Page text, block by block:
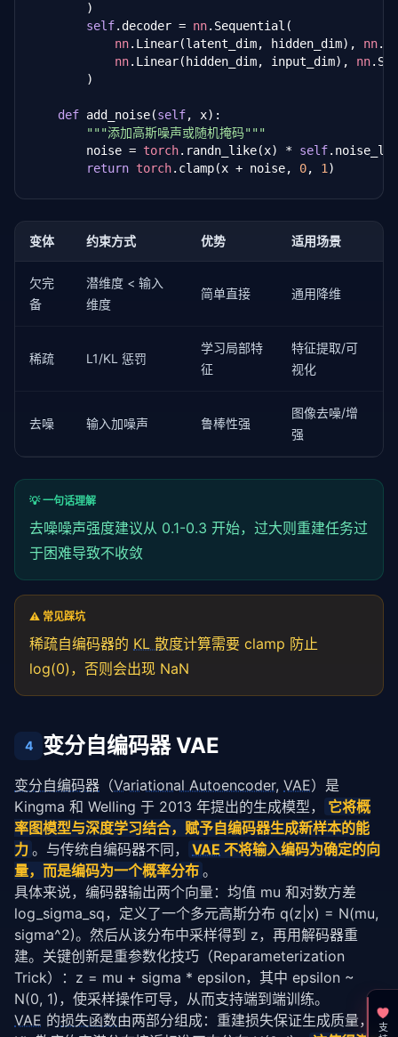
        )
self.decoder = nn.Sequential(
nn.Linear(latent_dim, hidden_dim), nn
nn.Linear(hidden_dim, input_dim), nn
        )
def add_noise(self, x):
"""添加高斯噪声或随机掩码"""
        noise =
torch.randn_like(x) * self
return torch.clamp(x + noise, 0, 1 )
def forward(self, x):
        x_noisy =
self.add_noise(x)
        z =
self
.encoder(x_noisy)
        loss =
nn .MSELoss()(x_recon, x)
return
x_recon, z, loss
变体 约束方式 优势 适用场景
欠完
备
潜维度 < 输入
维度
简单直接 通用降维
稀疏 L1/KL 惩罚
学习局部特
征
特征提取/可
视化
去噪 输入加噪声 鲁棒性强
图像去噪/增
强
💡 一句话理解
去噪噪声强度建议从 0.1-0.3 开始，过大则重建任务过
于困难导致不收敛
⚠️ 常见踩坑
稀疏自编码器的 KL 散度计算需要 clamp 防止
log(0)，否则会出现 NaN
4 变分自编码器 VAE
变分自编码器 （Variational Autoencoder, VAE）是
Kingma 和 Welling 于 2013 年提出的生成模型，
它将概
率图模型与深度学习结合，赋予自编码器生成新样本的能
力 。与传统自编码器不同， VAE 不将输入编码为确定的向
量，而是编码为一个概率分布 。
具体来说，编码器输出两个向量：均值 mu 和对数方差
log_sigma_sq，定义了一个多元高斯分布 q(z|x) = N(mu,
sigma^2)。然后从该分布中采样得到 z，再用解码器重
建。关键创新是重参数化技巧（Reparameterization
Trick）：z = mu + sigma * epsilon，其中 epsilon ~
N(0, 1)，使采样操作可导，从而支持端到端训练。
VAE 的损失函数由两部分组成：重建损失保证生成质量，